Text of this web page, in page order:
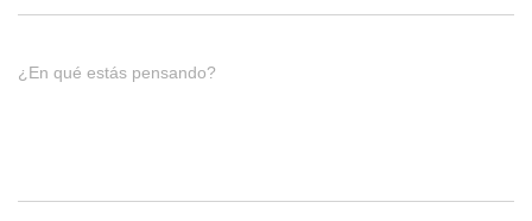
¿En qué estás pensando?